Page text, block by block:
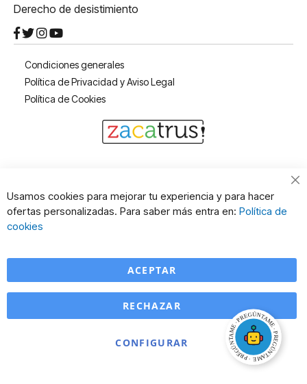
Derecho de desistimiento
Condiciones generales
Política de Privacidad y Aviso Legal
Política de Cookies
Usamos cookies para mejorar tu experiencia y para hacer
ofertas personalizadas. Para saber más entra en: Política de
cookies
ACEPTAR
CONFIGURAR
RECHAZAR